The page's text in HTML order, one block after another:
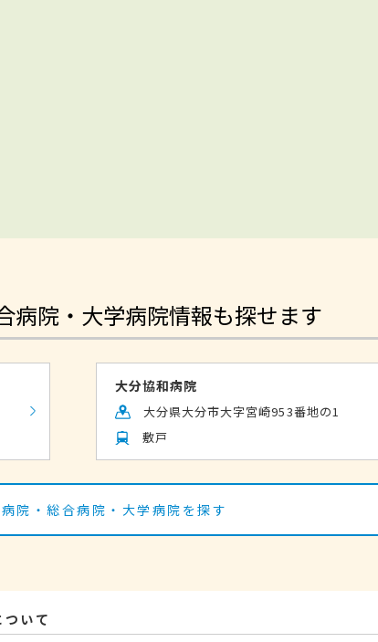
病院・大学病院情報も探せます
大分協和病院
大分県大分市大字宮崎953番地の1
敷戸
院・総合病院・大学病院を探す
ついて